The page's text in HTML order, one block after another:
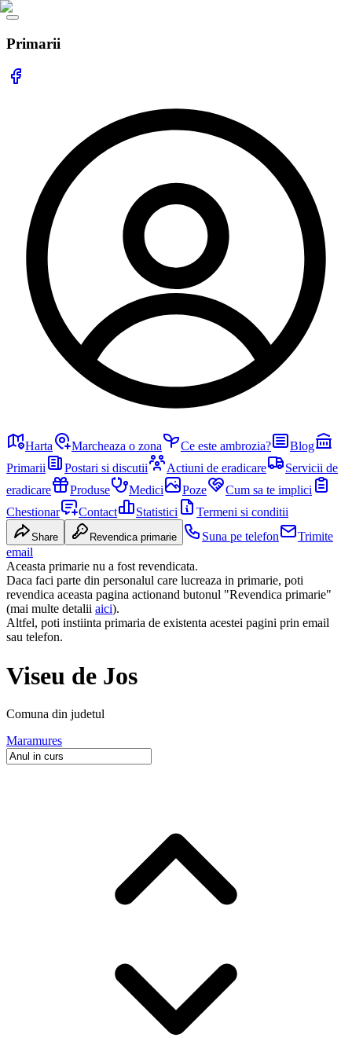
Primarii
Harta Marcheaza o zona Ce este ambrozia?
Blog
Primarii
Postari si discutii Actiuni de eradicare
Servicii de
eradicare
Produse Medici Poze
Cum sa te implici
Chestionar
Contact Statistici Termeni si conditii
Share Revendica primarie Suna pe telefon
Trimite
email
Aceasta primarie nu a fost revendicata.
Daca faci parte din personalul care lucreaza in primarie, poti
revendica aceasta pagina actionand butonul "Revendica primarie"
(mai multe detalii aici).
Altfel, poti instiinta primaria de existenta acestei pagini prin email
sau telefon.
Viseu de Jos
Comuna din judetul
Maramures